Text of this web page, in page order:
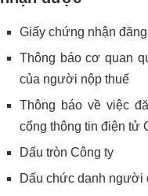
Giấy chứng nhận
Thông báo cơ quan
của người nộp thuế
Thông báo về việc
cổng thông tin điện tử
Dấu tròn Công ty
Dấu chức danh người